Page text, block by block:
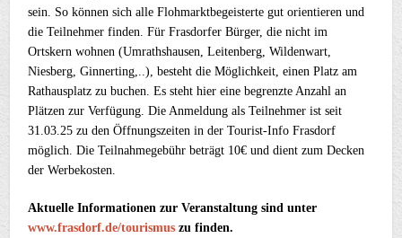
sein. So können sich alle Flohmarktbegeisterte gut orientieren und
die Teilnehmer finden. Für Frasdorfer Bürger, die nicht im
Ortskern wohnen (Umrathshausen, Leitenberg, Wildenwart,
Niesberg, Ginnerting,..), besteht die Möglichkeit, einen Platz am
Rathausplatz zu buchen. Es steht hier eine begrenzte Anzahl an
Plätzen zur Verfügung. Die Anmeldung als Teilnehmer ist seit
31.03.25 zu den Öffnungszeiten in der Tourist-Info Frasdorf
möglich. Die Teilnahmegebühr beträgt 10€ und dient zum Decken
der Werbekosten.
Aktuelle Informationen zur Veranstaltung sind unter
www.frasdorf.de/tourismus zu finden.